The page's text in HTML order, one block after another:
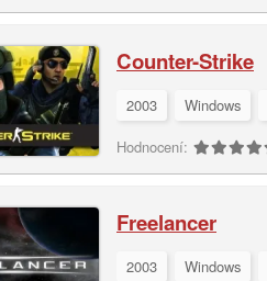
Counter-Strike
2003 Windows
Hodnocení:
Freelancer
2003 Windows